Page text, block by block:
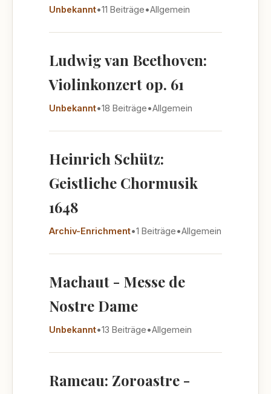
Unbekannt•11 Beiträge•Allgemein
Ludwig van Beethoven:
Violinkonzert op. 61
Unbekannt•18 Beiträge•Allgemein
Heinrich Schütz:
Geistliche Chormusik
1648
Archiv-Enrichment•1 Beiträge•Allgemein
Machaut - Messe de
Nostre Dame
Unbekannt•13 Beiträge•Allgemein
Rameau: Zoroastre -